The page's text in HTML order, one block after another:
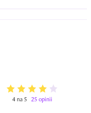
4 na 5 25 opinii